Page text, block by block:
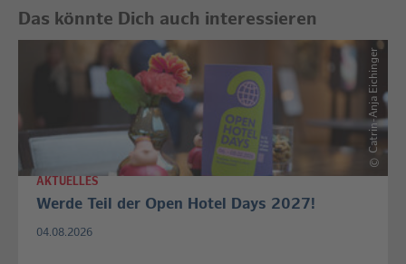
Das könnte Dich auch interessieren
©
Catrin-Anja Eichinger
AKTUELLES
Werde Teil der Open Hotel Days 2027!
04.08.2026